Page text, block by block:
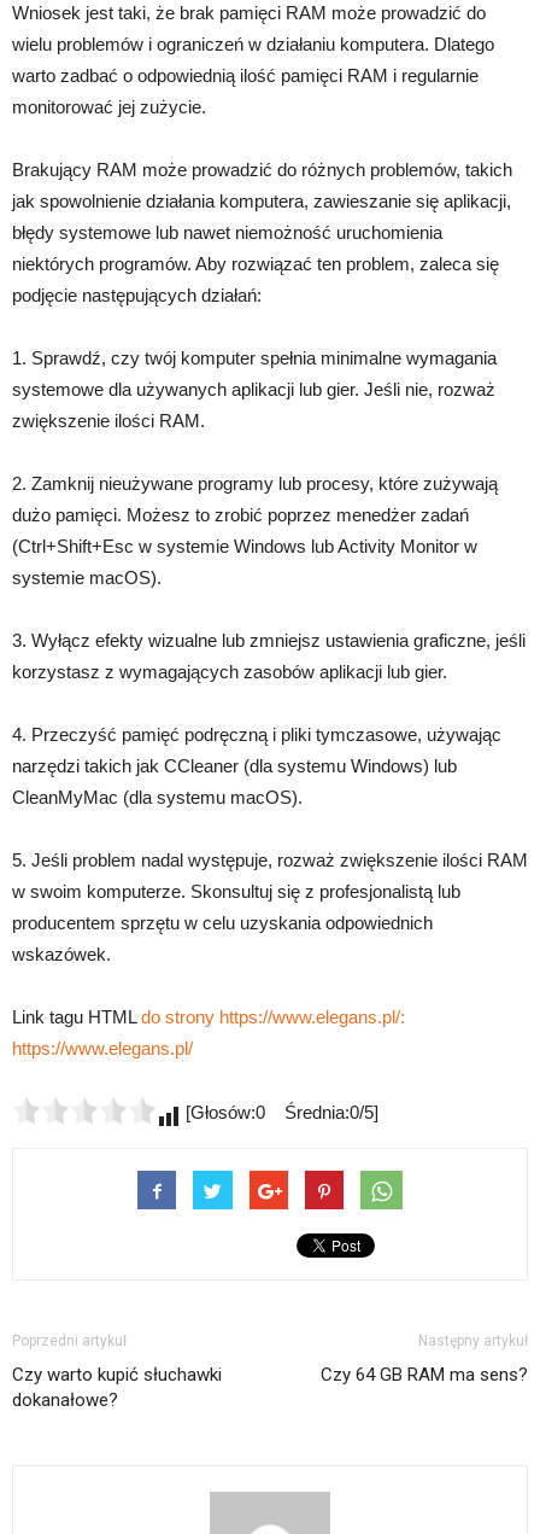
Wniosek jest taki, że brak pamięci RAM może prowadzić do
wielu problemów i ograniczeń w działaniu komputera. Dlatego
warto zadbać o odpowiednią ilość pamięci RAM i regularnie
monitorować jej zużycie.
Brakujący RAM może prowadzić do różnych problemów, takich
jak spowolnienie działania komputera, zawieszanie się aplikacji,
błędy systemowe lub nawet niemożność uruchomienia
niektórych programów. Aby rozwiązać ten problem, zaleca się
podjęcie następujących działań:
1. Sprawdź, czy twój komputer spełnia minimalne wymagania
systemowe dla używanych aplikacji lub gier. Jeśli nie, rozważ
zwiększenie ilości RAM.
2. Zamknij nieużywane programy lub procesy, które zużywają
dużo pamięci. Możesz to zrobić poprzez menedżer zadań
(Ctrl+Shift+Esc w systemie Windows lub Activity Monitor w
systemie macOS).
3. Wyłącz efekty wizualne lub zmniejsz ustawienia graficzne, jeśli
korzystasz z wymagających zasobów aplikacji lub gier.
4. Przeczyść pamięć podręczną i pliki tymczasowe, używając
narzędzi takich jak CCleaner (dla systemu Windows) lub
CleanMyMac (dla systemu macOS).
5. Jeśli problem nadal występuje, rozważ zwiększenie ilości RAM
w swoim komputerze. Skonsultuj się z profesjonalistą lub
producentem sprzętu w celu uzyskania odpowiednich
wskazówek.
Link tagu HTMLdo strony https://www.elegans.pl/:
https://www.elegans.pl/
[Głosów:0 Średnia:0/5]
Poprzedni artykuł
Czy warto kupić słuchawki
dokanałowe?
Następny artykuł
Czy 64 GB RAM ma sens?